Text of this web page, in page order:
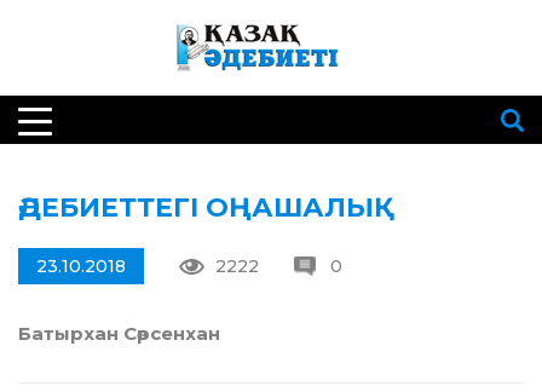
ӘДЕБИЕТТЕГІ ОҢАШАЛЫҚ
23.10.2018 2222 0
Батырхан Сәрсенхан